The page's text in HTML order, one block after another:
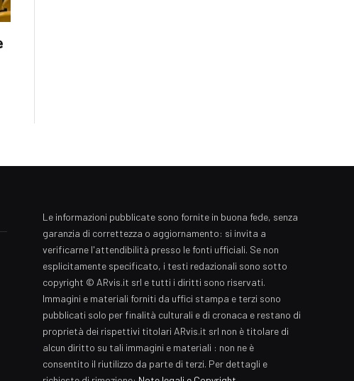
Le informazioni pubblicate sono fornite in buona fede, senza
garanzia di correttezza o aggiornamento: si invita a
verificarne l'attendibilità presso le fonti ufficiali. Se non
esplicitamente specificato, i testi redazionali sono sotto
copyright © ARvis.it srl e tutti i diritti sono riservati.
Immagini e materiali forniti da uffici stampa e terzi sono
pubblicati solo per finalità culturali e di cronaca e restano di
proprietà dei rispettivi titolari ARvis.it srl non è titolare di
alcun diritto su tali immagini e materiali : non ne è
consentito il riutilizzo da parte di terzi. Per dettagli e